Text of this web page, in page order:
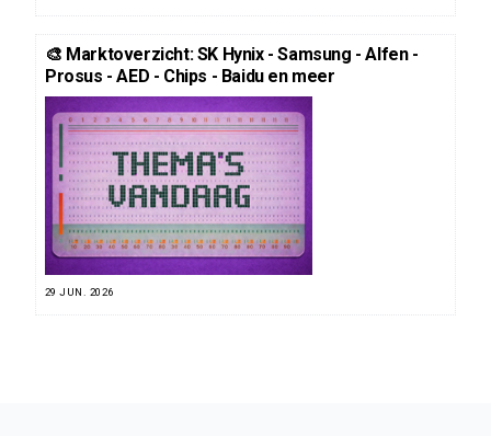
🎨 Marktoverzicht: SK Hynix - Samsung - Alfen -
Prosus - AED - Chips - Baidu en meer
29 JUN. 2026